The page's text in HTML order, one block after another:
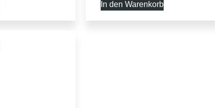
In den Warenkorb